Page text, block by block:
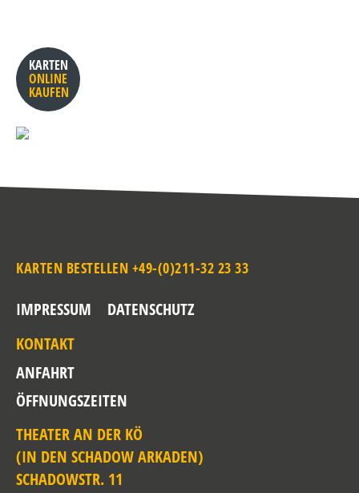
KARTEN
ONLINE
KAUFEN
KARTEN BESTELLEN +49-(0)211-32 23 33
IMPRESSUM
DATENSCHUTZ
KONTAKT
ANFAHRT
ÖFFNUNGSZEITEN
THEATER AN DER KÖ
(IN DEN SCHADOW ARKADEN)
SCHADOWSTR. 11